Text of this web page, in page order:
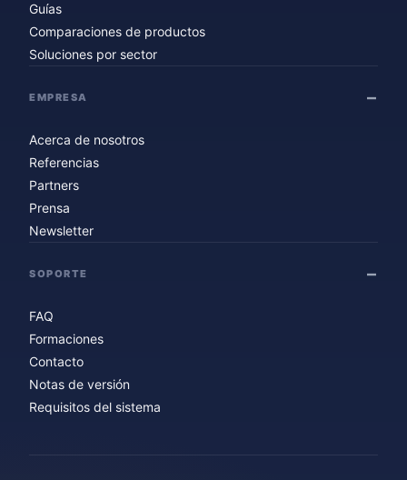
Guías
Comparaciones de productos
Soluciones por sector
EMPRESA
Acerca de nosotros
Referencias
Partners
Prensa
Newsletter
SOPORTE
FAQ
Formaciones
Contacto
Notas de versión
Requisitos del sistema